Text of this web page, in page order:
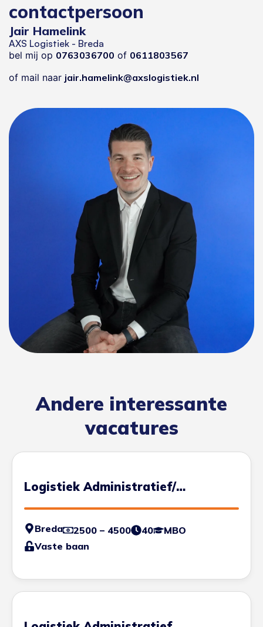
contactpersoon
Jair Hamelink
AXS Logistiek - Breda
bel mij op 0763036700 of 0611803567
of mail naar jair.hamelink@axslogistiek.nl
Andere interessante
vacatures
Logistiek Administratief/
Customer Service
Breda 2500 – 4500 40
MBO
Vaste baan